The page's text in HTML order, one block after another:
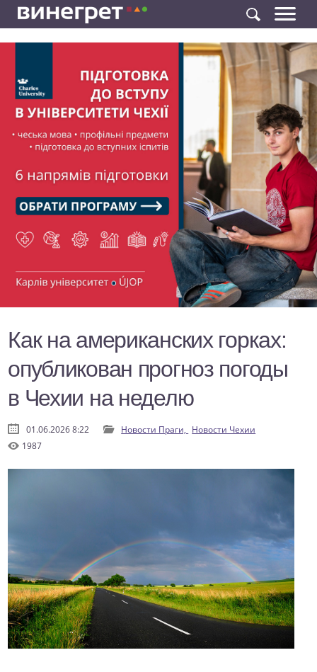
Как на американских горках:
опубликован прогноз погоды
в Чехии на неделю
01.06.2026 8:22 Новости Праги, Новости Чехии
1987